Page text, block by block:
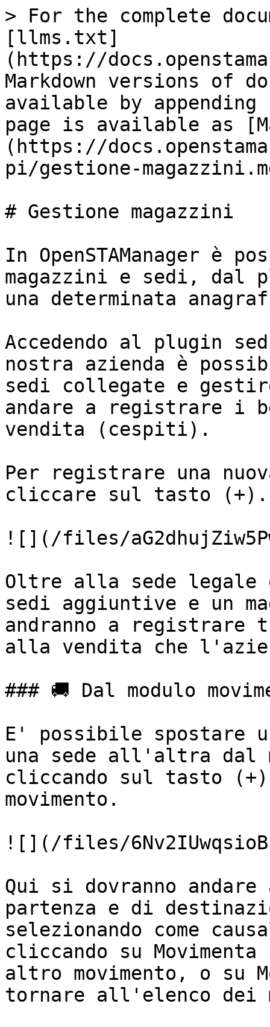
> For the complete
[llms.txt]
(https://
Markdown versions of
available by
page is available as
(https://
pi/gestione-
# Gestione magazzini
In OpenSTAManager è
magazzini e sedi,
una determinata
Accedendo al plugin
nostra azienda è
sedi collegate e
andare a registrare i
vendita (cespiti).
Per registrare una
cliccare sul tasto (+).
![](/files/
Oltre alla sede legale
sedi aggiuntive e un
andranno a
alla vendita che
### 🚚 Dal modulo
E' possibile spostare
una sede all'altra dal
cliccando sul tasto (+)
movimento.
![](/files/
Qui si dovranno
partenza e di
selezionando come
cliccando su
altro movimento, o su
tornare all'elenco dei